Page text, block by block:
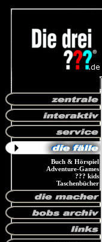
Buch & Hörspiel
Adventure-Games
??? kids
Taschenbücher